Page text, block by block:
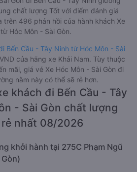
chất lượng Tốt với điểm đánh giá
496 phản hồi của hành khách Xe
Hóc Môn - Sài Gòn.
Bến Cầu - Tây Ninh từ Hóc Môn - Sài
của hãng xe Khải Nam. Tùy thuộc
mãi, giá vé Xe Hóc Môn - Sài Gòn đi
nằm này có thể sẽ rẻ hơn.
khách đi Bến Cầu - Tây
- Sài Gòn chất lượng
nhất 08/2026
khởi hành tại 275C Phạm Ngũ